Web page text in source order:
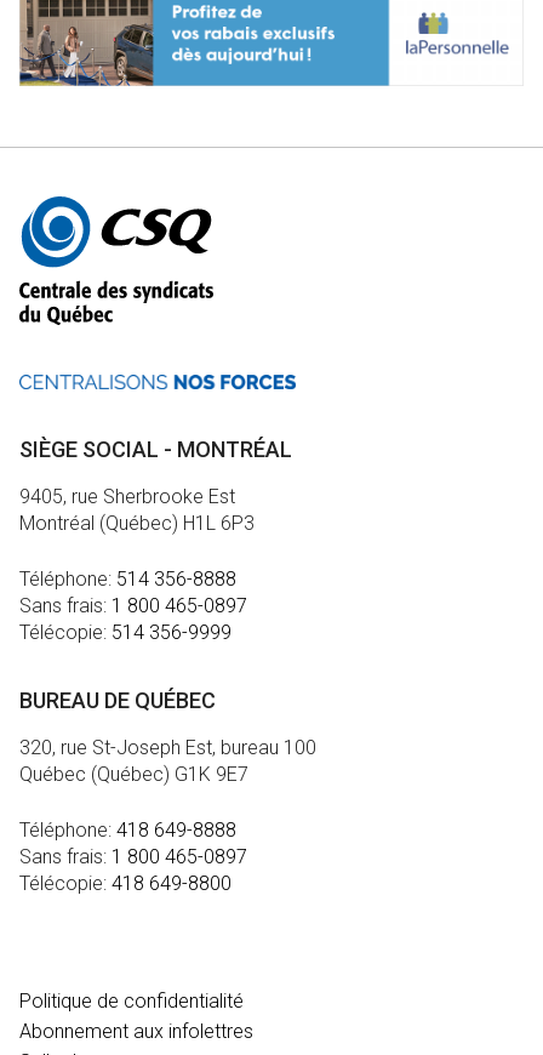
Autres
informations
SIÈGE SOCIAL - MONTRÉAL
9405, rue Sherbrooke Est
Montréal (Québec) H1L 6P3
Téléphone: 514 356-8888
Sans frais: 1 800 465-0897
Télécopie: 514 356-9999
BUREAU DE QUÉBEC
320, rue St-Joseph Est, bureau 100
Québec (Québec) G1K 9E7
Téléphone: 418 649-8888
Sans frais: 1 800 465-0897
Télécopie: 418 649-8800
Politique de confidentialité
Abonnement aux infolettres